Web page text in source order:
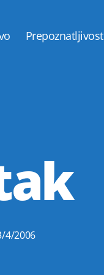
Prepoznatljivost
4/2006